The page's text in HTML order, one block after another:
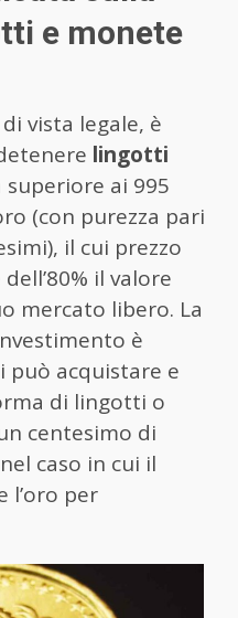
e monete
vista legale, è
lingotti
superiore ai 995
(con purezza pari
il cui prezzo
il valore
mercato libero. La
è
può acquistare e
di lingotti o
centesimo di
caso in cui il
l’oro per